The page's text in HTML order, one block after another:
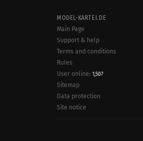
MODEL-KARTEI.DE
Main Page
Support & help
Terms and conditions
Rules
User online: 1,507
Sitemap
Data protection
Site notice